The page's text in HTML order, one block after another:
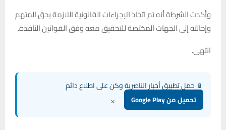
وأكدت الشرطة أنه تم اتخاذ الإجراءات القانونية اللازمة بحق المتهم
وإحالته إلى الجهات المختصة للتحقيق معه وفق القوانين النافذة.
انتهى.
📱 حمل تطبيق أخبار الناصرية وكن على اطلاع دائم
تحميل من Google Play ×